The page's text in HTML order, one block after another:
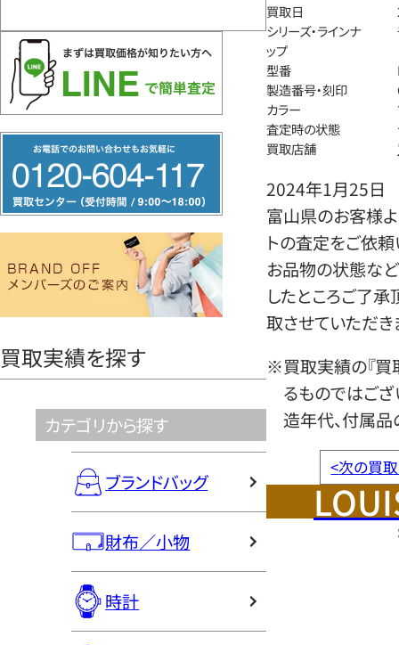
リ
ー
ヤ
買取実績を探す
カテゴリから探す
ブランドバッグ
財布／小物
時計
買取日
シリーズ・ラインナ
ップ
型番
製造番号・刻印
カラー
査定時の状態
買取店舗
2024年1月25日
富山県のお客様よ
トの査定をご依頼
お品物の状態など
したところご了
取させていただき
※買取実績の『買
るものではござ
造年代、付属品
<次の買